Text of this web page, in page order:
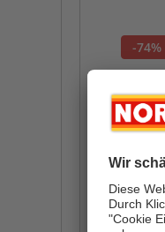
-74%